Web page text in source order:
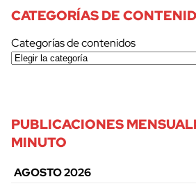
CATEGORÍAS DE
Categorías de contenidos
PUBLICACIONES
MINUTO
AGOSTO 2026